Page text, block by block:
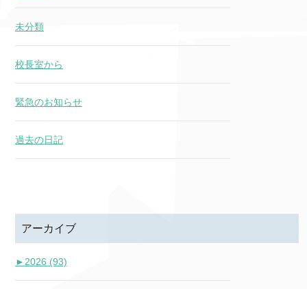
未分類
校長室から
緊急のお知らせ
過去の日記
アーカイブ
► 2026 (93)